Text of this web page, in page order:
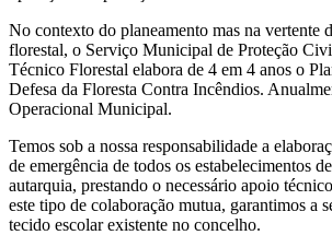
No contexto do planeamento mas na vertente
florestal, o Serviço Municipal de Proteção
Técnico Florestal elabora de 4 em 4 anos o
Defesa da Floresta Contra Incêndios.
Operacional Municipal.
Temos sob a nossa responsabilidade a
de emergência de todos os estabelecimentos
autarquia, prestando o necessário apoio
este tipo de colaboração mutua, garantimos a
tecido escolar existente no concelho.